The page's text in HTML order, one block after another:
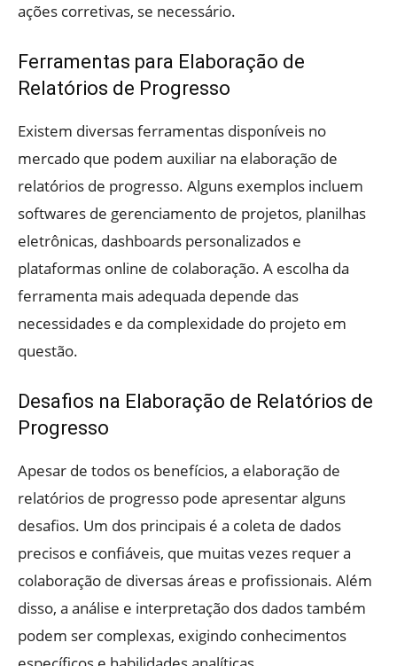
ações corretivas, se necessário.
Ferramentas para Elaboração de
Relatórios de Progresso
Existem diversas ferramentas disponíveis no
mercado que podem auxiliar na elaboração de
relatórios de progresso. Alguns exemplos incluem
softwares de gerenciamento de projetos, planilhas
eletrônicas, dashboards personalizados e
plataformas online de colaboração. A escolha da
ferramenta mais adequada depende das
necessidades e da complexidade do projeto em
questão.
Desafios na Elaboração de Relatórios de
Progresso
Apesar de todos os benefícios, a elaboração de
relatórios de progresso pode apresentar alguns
desafios. Um dos principais é a coleta de dados
precisos e confiáveis, que muitas vezes requer a
colaboração de diversas áreas e profissionais. Além
disso, a análise e interpretação dos dados também
podem ser complexas, exigindo conhecimentos